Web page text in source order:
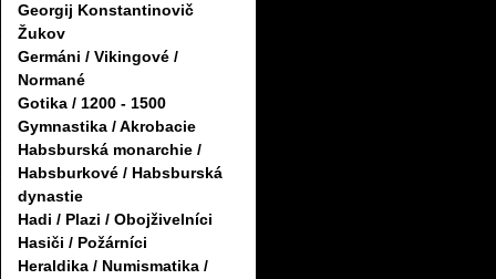
Georgij Konstantinovič
Žukov
Germáni / Vikingové /
Normané
Gotika / 1200 - 1500
Gymnastika / Akrobacie
Habsburská monarchie /
Habsburkové / Habsburská
dynastie
Hadi / Plazi / Obojživelníci
Hasiči / Požárníci
Heraldika / Numismatika /